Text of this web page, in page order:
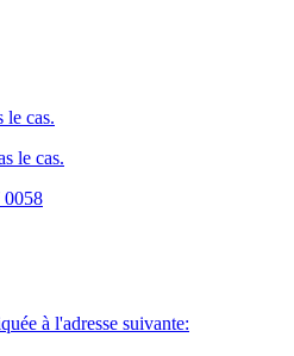
le cas.
le cas.
0058
à l'adresse suivante: